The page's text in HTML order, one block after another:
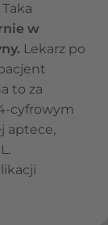
Taka
w
Lekarz po
to za
cyfrowym
aptece,